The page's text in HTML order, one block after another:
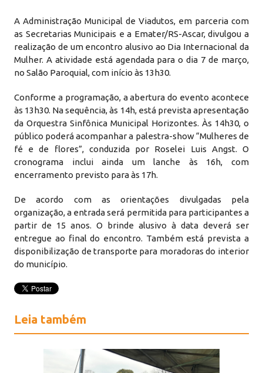
A Administração Municipal de Viadutos, em parceria com
as Secretarias Municipais e a Emater/RS-Ascar, divulgou a
realização de um encontro alusivo ao Dia Internacional da
Mulher. A atividade está agendada para o dia 7 de março,
no Salão Paroquial, com início às 13h30.
Conforme a programação, a abertura do evento acontece
às 13h30. Na sequência, às 14h, está prevista apresentação
da Orquestra Sinfônica Municipal Horizontes. Às 14h30, o
público poderá acompanhar a palestra-show “Mulheres de
fé e de flores”, conduzida por Roselei Luis Angst. O
cronograma inclui ainda um lanche às 16h, com
encerramento previsto para às 17h.
De acordo com as orientações divulgadas pela
organização, a entrada será permitida para participantes a
partir de 15 anos. O brinde alusivo à data deverá ser
entregue ao final do encontro. Também está prevista a
disponibilização de transporte para moradoras do interior
do município.
Leia também